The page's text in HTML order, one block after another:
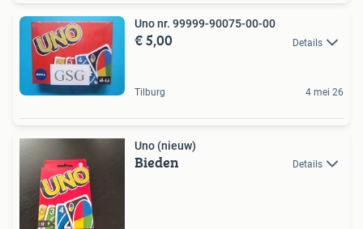
Uno nr. 99999-90075-00-00
€ 5,00 Details
Tilburg 4 mei 26
Uno (nieuw)
Bieden Details